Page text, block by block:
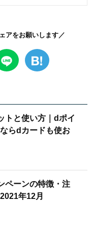
アをお願いします／
トと使い方｜dポイ
らdカードも使お
ペーンの特徴・注
年12月